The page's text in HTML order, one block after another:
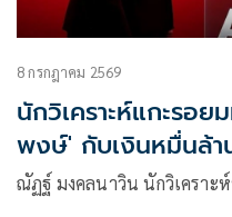
8 กรกฎาคม 2569
นักวิเคราะห์แกะรอ
พงษ์' กับเงินหมื่นล้
ณัฏฐ์ มงคลนาวิน นักวิเคราะ